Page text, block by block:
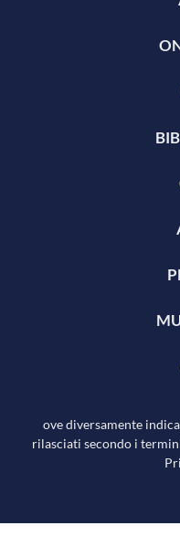
ove diversamente
rilasciati secondo i